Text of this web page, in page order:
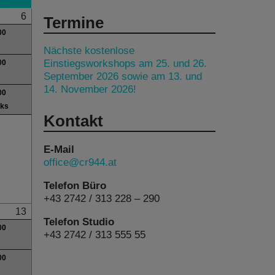
6
13
Termine
Nächste kostenlose
Einstiegsworkshops am 25. und 26.
September 2026 sowie am 13. und
14. November 2026!
Kontakt
E-Mail
office@cr944.at
Telefon Büro
+43 2742 / 313 228 – 290
Telefon Studio
+43 2742 / 313 555 55